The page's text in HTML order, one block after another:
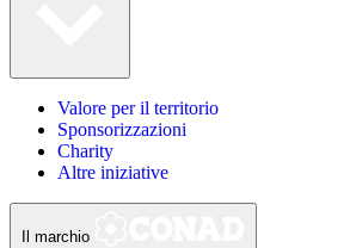
Valore per il territorio
Sponsorizzazioni
Charity
Altre iniziative
Il marchio